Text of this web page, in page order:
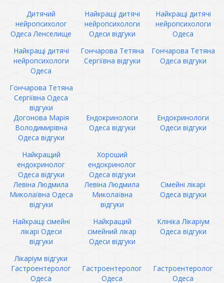
Дитячий
нейропсихолог
Одеса Ленселище
Найкращі дитячі
нейропсихологи
Одеси відгуки
Найкращі дитячі
нейропсихологи
Одеса
Найкращі дитячі
нейропсихологи
Одеса
Гончарова Тетяна
Сергіївна відгуки
Гончарова Тетяна
Одеса відгуки
Гончарова Тетяна
Сергіївна Одеса
відгуки
Догонова Марія
Володимирівна
Одеса відгуки
Ендокринологи
Одеса відгуки
Ендокринологи
Одеси відгуки
Найкращий
ендокринолог
Одеса відгуки
Хороший
ендокринолог
Одеса відгуки
Левіна Людмила
Миколаївна Одеса
відгуки
Левіна Людмила
Миколаївна
відгуки
Сімейні лікарі
Одеса відгуки
Найкращі сімейні
лікарі Одеси
відгуки
Найкращий
сімейний лікар
Одеси відгуки
Клініка Лікаріум
Одеса відгуки
Лікаріум відгуки
Гастроентеролог
Одеса
Гастроентеролог
Одеса
Гастроентеролог
Одеса